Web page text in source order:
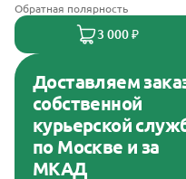
Обратная полярность
3 000 ₽
Доставляем
собственной
курьерской
по Москве и за
МКАД